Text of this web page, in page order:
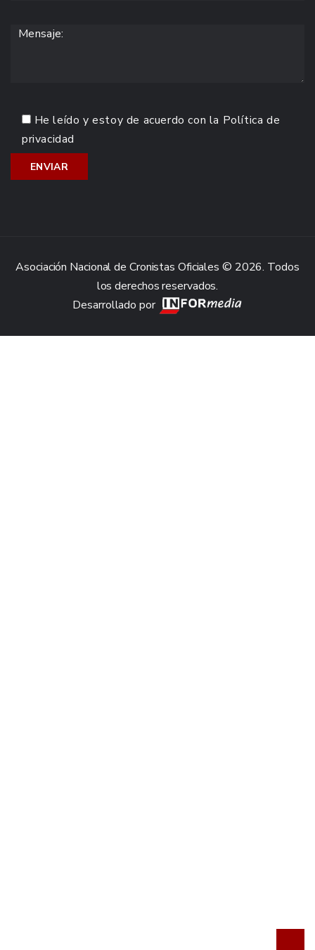
He leído y estoy de acuerdo con la Política de
privacidad
Asociación Nacional de Cronistas Oficiales © 2026. Todos
los derechos reservados.
Desarrollado por